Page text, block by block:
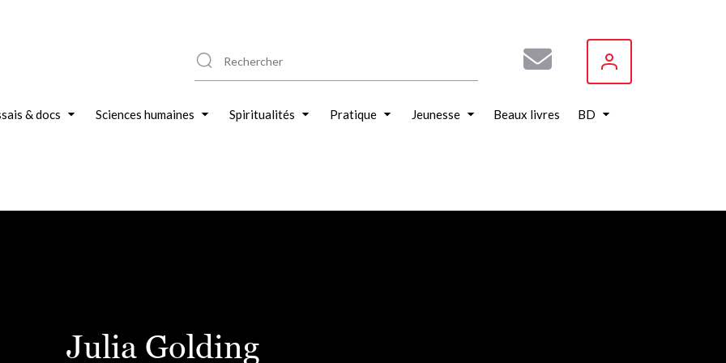
& docs Sciences humaines Spiritualités Pratique Jeunesse Beaux livres BD
Julia Golding